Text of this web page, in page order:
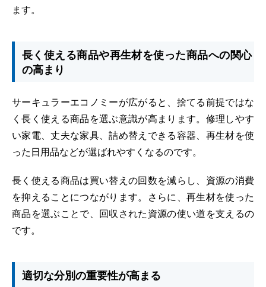
ます。
長く使える商品や再生材を使った商品への関心
の高まり
サーキュラーエコノミーが広がると、捨てる前提ではな
く長く使える商品を選ぶ意識が高まります。修理しやす
い家電、丈夫な家具、詰め替えできる容器、再生材を使
った日用品などが選ばれやすくなるのです。
長く使える商品は買い替えの回数を減らし、資源の消費
を抑えることにつながります。さらに、再生材を使った
商品を選ぶことで、回収された資源の使い道を支えるの
です。
適切な分別の重要性が高まる